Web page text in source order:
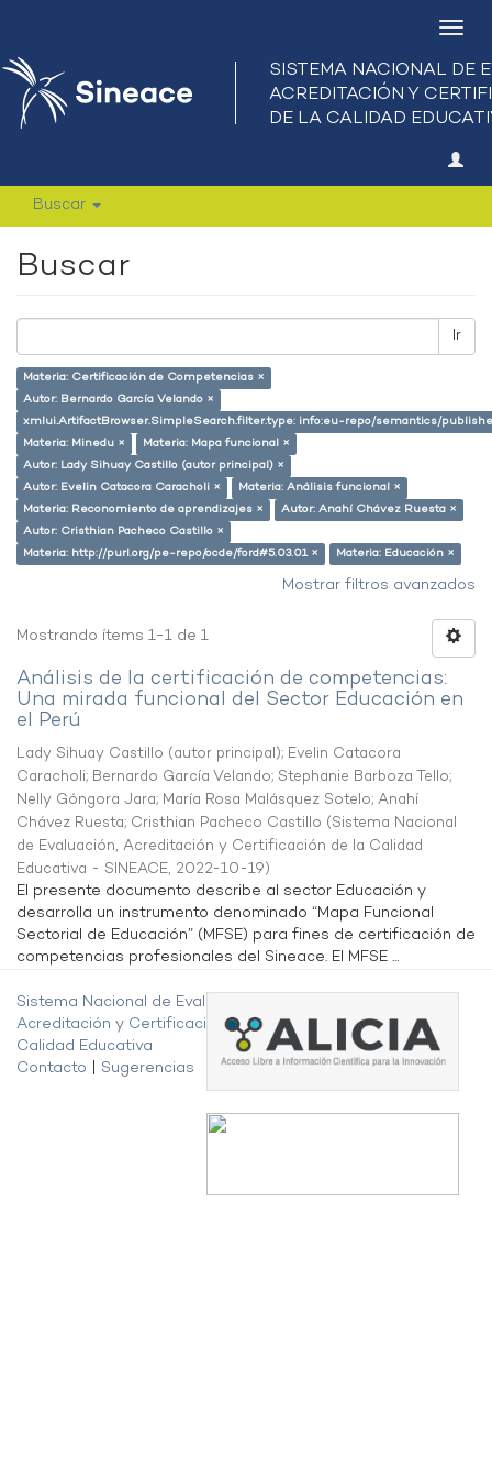
Buscar
Buscar
Ir
Materia: Certificación de Competencias ×
Autor: Bernardo García Velando ×
xmlui.ArtifactBrowser.SimpleSearch.filter.type: info:eu-repo/semantics/
Materia: Minedu ×
Materia: Mapa funcional ×
Autor: Lady Sihuay Castillo (autor principal) ×
Autor: Evelin Catacora Caracholi ×
Materia: Análisis funcional ×
Materia: Reconomiento de aprendizajes ×
Autor: Anahí Chávez Ruesta ×
Autor: Cristhian Pacheco Castillo ×
Materia: http://purl.org/pe-repo/ocde/ford#5.03.01 ×
Materia: Educación ×
Mostrar filtros avanzados
Mostrando ítems 1-1 de 1
Análisis de la certificación de competencias:
Una mirada funcional del Sector Educación en
el Perú
Lady Sihuay Castillo (autor principal); Evelin Catacora
Caracholi; Bernardo García Velando; Stephanie Barboza Tello;
Nelly Góngora Jara; María Rosa Malásquez Sotelo; Anahí
Chávez Ruesta; Cristhian Pacheco Castillo (Sistema Nacional
de Evaluación, Acreditación y Certificación de la Calidad
Educativa - SINEACE, 2022-10-19)
El presente documento describe al sector Educación y
desarrolla un instrumento denominado “Mapa Funcional
Sectorial de Educación” (MFSE) para fines de certificación de
competencias profesionales del Sineace. El MFSE ...
Sistema Nacional de Evaluación,
Acreditación y Certificación de la
Calidad Educativa
Contacto
Sugerencias